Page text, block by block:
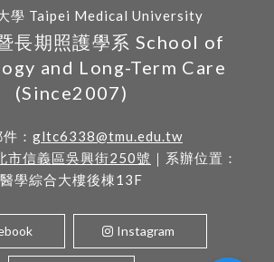
學 Taipei Medical University
長期照護學系 School of
and Long-Term Care
(Since2007)
： gltc6338@tmu.edu.tw
市信義區吳興街250號 ｜系辦位置：
醫學綜合大樓後棟13F
Instagram